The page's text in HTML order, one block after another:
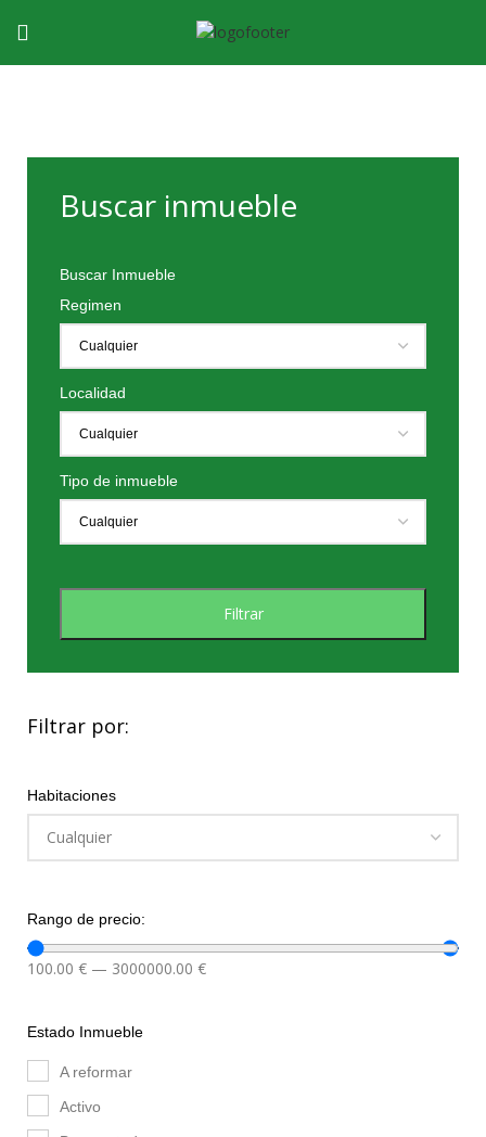
Buscar inmueble
Buscar Inmueble
Regimen
Localidad
Tipo de inmueble
Filtrar
Filtrar por:
Habitaciones
Rango de precio:
100.00 € — 3000000.00 €
Estado Inmueble
A reformar
Activo